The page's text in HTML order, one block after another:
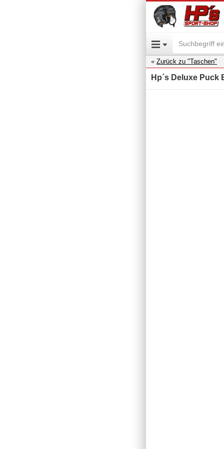
Zurück zu "Taschen"
Hp´s Deluxe Puck